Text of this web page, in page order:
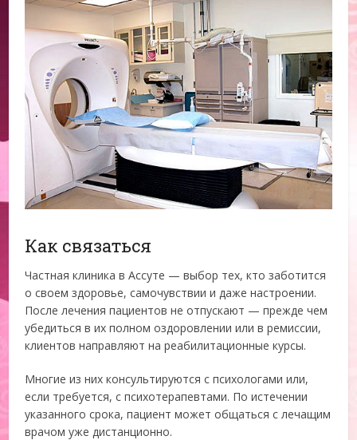
Как связаться
Частная клиника в Ассуте — выбор тех, кто заботится
о своем здоровье, самочувствии и даже настроении.
После лечения пациентов не отпускают — прежде чем
убедиться в их полном оздоровлении или в ремиссии,
клиентов направляют на реабилитационные курсы.
Многие из них консультируются с психологами или,
если требуется, с психотерапевтами. По истечении
указанного срока, пациент может общаться с лечащим
врачом уже дистанционно.